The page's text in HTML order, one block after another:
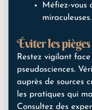
Méfiez-vous
miraculeuses.
Éviter les pièges
Restez vigilant
pseudosciences.
auprès de sources
les pratiques qui
Consultez des